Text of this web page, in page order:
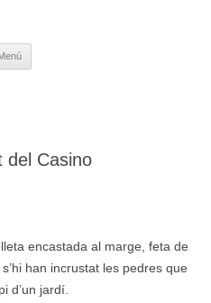
del Casino
encastada al marge, feta de
han incrustat les pedres que
d’un jardí.